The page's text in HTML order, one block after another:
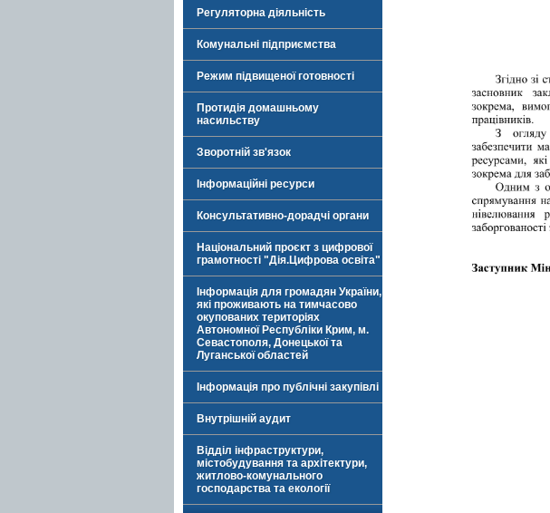
Регуляторна діяльність
Комунальні підприємства
Режим підвищеної готовності
Протидія домашньому
насильству
Зворотній зв'язок
Інформаційні ресурси
Консультативно-дорадчі органи
Національний проєкт з цифрової
грамотності "Дія.Цифрова освіта"
Інформація для громадян України,
які проживають на тимчасово
окупованих територіях
Автономної Республіки Крим, м.
Севастополя, Донецької та
Луганської областей
Інформація про публічні закупівлі
Внутрішній аудит
Відділ інфраструктури,
містобудування та архітектури,
житлово-комунального
господарства та екології